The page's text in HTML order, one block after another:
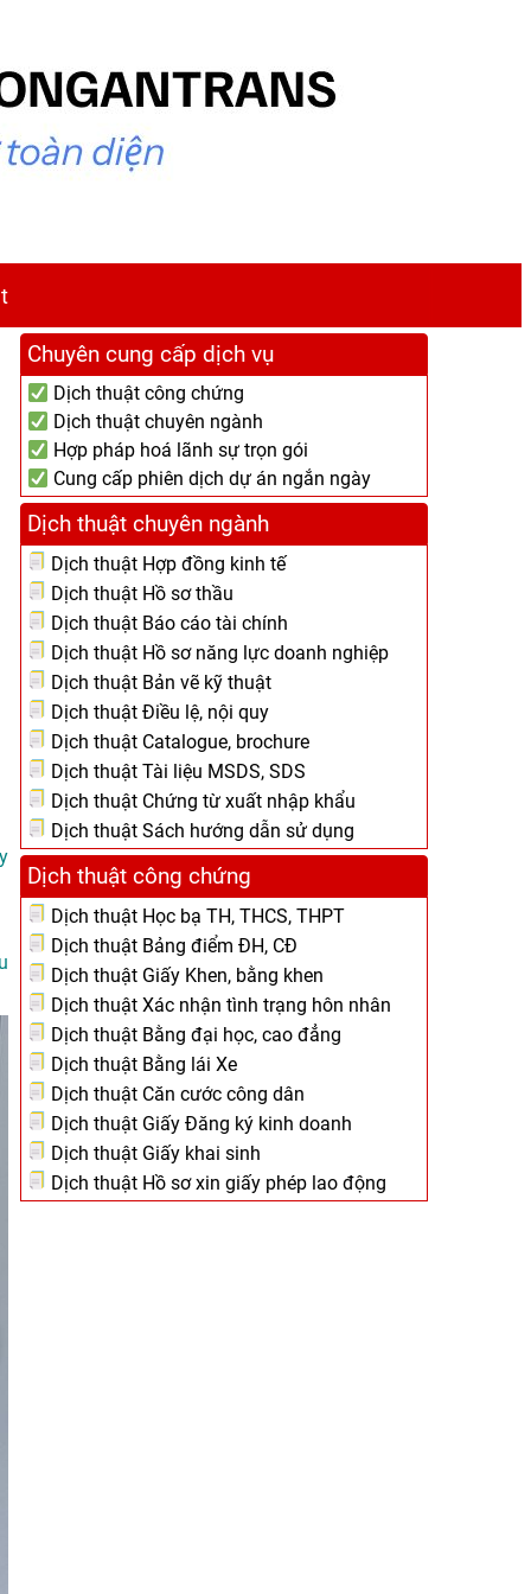
Chuyên cung cấp dịch vụ
Dịch thuật công chứng
Dịch thuật chuyên ngành
Hợp pháp hoá lãnh sự trọn gói
Cung cấp phiên dịch dự án ngắn ngày
Dịch thuật chuyên ngành
Dịch thuật Hợp đồng kinh tế
Dịch thuật Hồ sơ thầu
Dịch thuật Báo cáo tài chính
Dịch thuật Hồ sơ năng lực doanh nghiệp
Dịch thuật Bản vẽ kỹ thuật
Dịch thuật Điều lệ, nội quy
Dịch thuật Catalogue, brochure
Dịch thuật Tài liệu MSDS, SDS
Dịch thuật Chứng từ xuất nhập khẩu
Dịch thuật Sách hướng dẫn sử dụng
Dịch thuật công chứng
Dịch thuật Học bạ TH, THCS, THPT
Dịch thuật Bảng điểm ĐH, CĐ
Dịch thuật Giấy Khen, bằng khen
Dịch thuật Xác nhận tình trạng hôn nhân
Dịch thuật Bằng đại học, cao đẳng
Dịch thuật Bằng lái Xe
Dịch thuật Căn cước công dân
Dịch thuật Giấy Đăng ký kinh doanh
Dịch thuật Giấy khai sinh
Dịch thuật Hồ sơ xin giấy phép lao động